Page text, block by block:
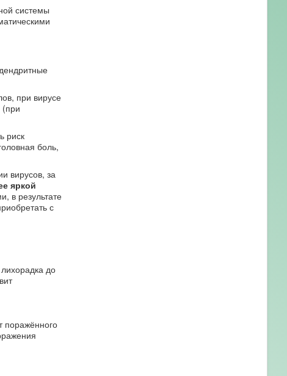
системы
при вирусе
(при
риск
боль,
вирусов, за
яркой
в результате
с
до
поражённого